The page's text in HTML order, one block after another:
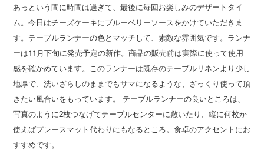
あっという間に時間は過ぎて、最後に毎回お楽しみのデザートタイ
ム。今日はチーズケーキにブルーベリーソースをかけていただきま
す。テーブルランナーの色とマッチして、素敵な雰囲気です。ランナ
ーは11月下旬に発売予定の新作。商品の販売前は実際に使って使用
感を確かめています。このランナーは既存のテーブルリネンより少し
地厚で、洗いざらしのままでもサマになるような、ざっくり使って頂
きたい風合いをもっています。 テーブルランナーの良いところは、
写真のように2枚つなげてテーブルセンターに敷いたり、縦に何枚か
使えばプレースマット代わりにもなるところ。食卓のアクセントにお
すすめです。